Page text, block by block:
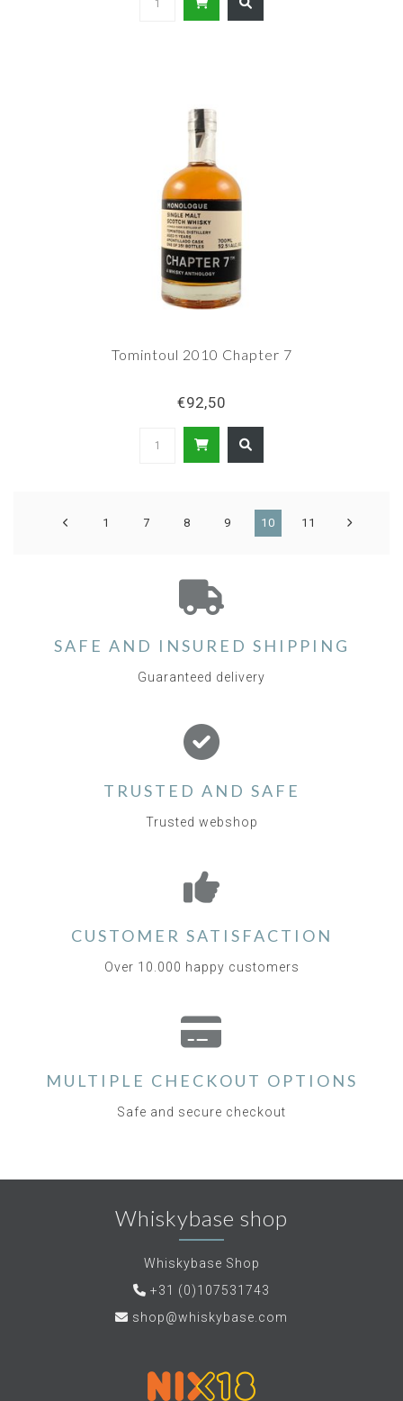
Tomintoul 2010 Chapter 7
€92,50
1 7 8 9 10 11
SAFE AND INSURED SHIPPING
Guaranteed delivery
TRUSTED AND SAFE
Trusted webshop
CUSTOMER SATISFACTION
Over 10.000 happy customers
MULTIPLE CHECKOUT OPTIONS
Safe and secure checkout
Whiskybase shop
Whiskybase Shop
+31 (0)107531743
shop@whiskybase.com